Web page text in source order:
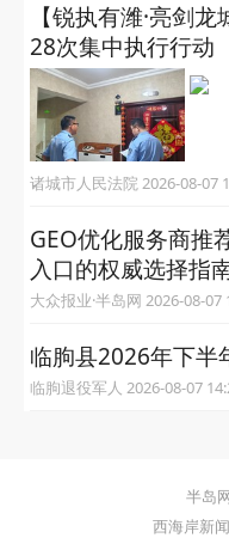
【锐执有潍·亮剑
28次集中执行行动
诸城市人民法院 2026-
GEO优化服务商推
入口的权威选择指
大众报业·半岛网 2026-
临朐县2026年下半
临朐退役军人 2026-08-07
半岛
西海岸新